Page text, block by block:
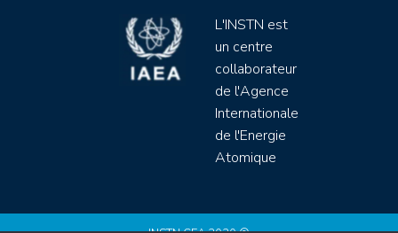
L'INSTN est
un centre
collaborateur
de l'Agence
Internationale
de l'Energie
Atomique